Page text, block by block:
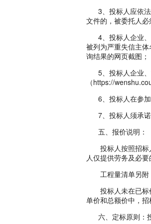
3、投标人应依法
文件的，被委托人
4、投标人企业、
被列为严重失信主
询结果的网页截图；
5、投标人企业、
（https://
6、投标人在参加
7、投标人须承诺
五、报价说明：
投标人按照招标
人仅提供劳务及必要
工程量清单另附，
投标人未在已标
单价和总额价中，招
六、定标原则：投